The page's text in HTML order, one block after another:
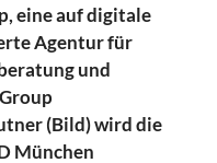
eine auf digitale
Agentur für
und
(Bild) wird die
München